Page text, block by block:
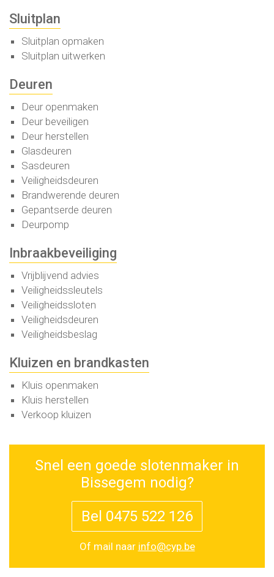
Sluitplan
Sluitplan opmaken
Sluitplan uitwerken
Deuren
Deur openmaken
Deur beveiligen
Deur herstellen
Glasdeuren
Sasdeuren
Veiligheidsdeuren
Brandwerende deuren
Gepantserde deuren
Deurpomp
Inbraakbeveiliging
Vrijblijvend advies
Veiligheidssleutels
Veiligheidssloten
Veiligheidsdeuren
Veiligheidsbeslag
Kluizen en brandkasten
Kluis openmaken
Kluis herstellen
Verkoop kluizen
Snel een goede slotenmaker in
Bissegem nodig?
Bel 0475 522 126
Of mail naar info@cyp.be